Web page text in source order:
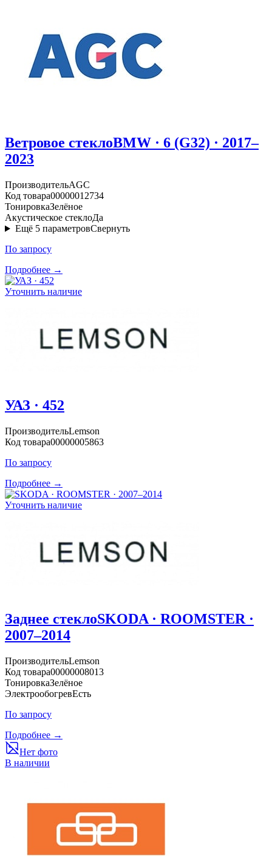
Ветровое стеклоBMW · 6 (G32) · 2017–
2023
ПроизводительAGC
Код товара00000012734
ТонировкаЗелёное
Акустическое стеклоДа
Ещё 5 параметровСвернуть
По запросу
Подробнее →
Уточнить наличие
УАЗ · 452
ПроизводительLemson
Код товара00000005863
По запросу
Подробнее →
Уточнить наличие
Заднее стеклоSKODA · ROOMSTER ·
2007–2014
ПроизводительLemson
Код товара00000008013
ТонировкаЗелёное
ЭлектрообогревЕсть
По запросу
Подробнее →
Нет фото
В наличии